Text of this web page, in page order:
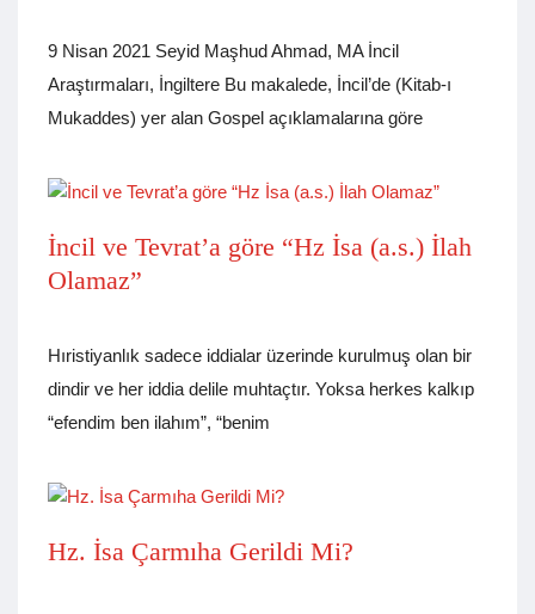
9 Nisan 2021 Seyid Maşhud Ahmad, MA İncil
Araştırmaları, İngiltere Bu makalede, İncil’de (Kitab-ı
Mukaddes) yer alan Gospel açıklamalarına göre
İncil ve Tevrat’a göre “Hz İsa (a.s.) İlah
Olamaz”
Hıristiyanlık sadece iddialar üzerinde kurulmuş olan bir
dindir ve her iddia delile muhtaçtır. Yoksa herkes kalkıp
“efendim ben ilahım”, “benim
Hz. İsa Çarmıha Gerildi Mi?